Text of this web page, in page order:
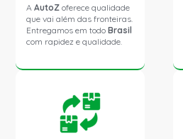
AAutoZ oferece qualidade
que vai além das fronteiras.
Entregamos em todoBrasil
com rapidez e qualidade.